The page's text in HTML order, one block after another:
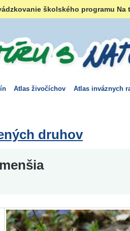
školského programu
Atlas živočíchov Atlas inváznych
druhov